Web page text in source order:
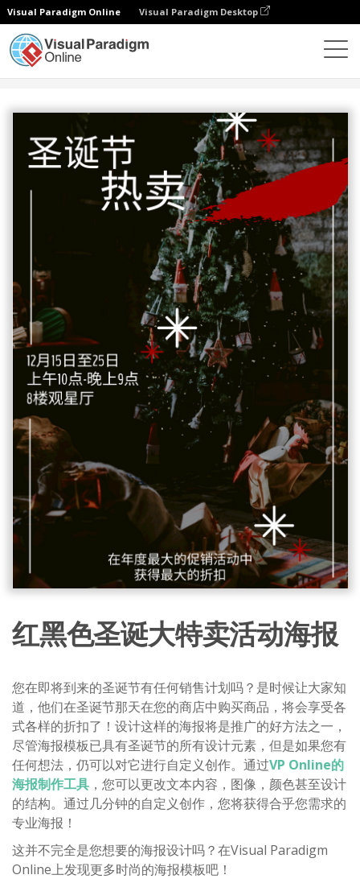
Visual Paradigm Online Visual Paradigm Desktop
红黑色圣诞大特卖活动海报
您在即将到来的圣诞节有任何销售计划吗？是时候让大家知
道，他们在圣诞节那天在您的商店中购买商品，将会享受各
式各样的折扣了！设计这样的海报将是推广的好方法之一，
尽管海报模板已具有圣诞节的所有设计元素，但是如果您有
任何想法，仍可以对它进行自定义创作。通过VP Online的
海报制作工具 ，您可以更改文本内容，图像，颜色甚至设计
的结构。通过几分钟的自定义创作，您将获得合乎您需求的
专业海报！
这并不完全是您想要的海报设计吗？在Visual Paradigm
Online上发现更多时尚的海报模板吧！